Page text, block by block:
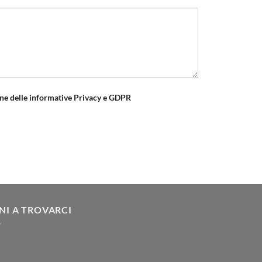
delle informative Privacy e GDPR
A TROVARCI